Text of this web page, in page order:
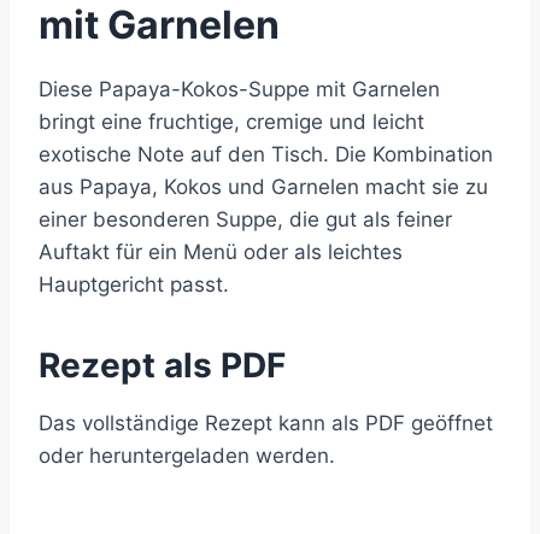
mit Garnelen
Diese Papaya-Kokos-Suppe mit Garnelen
bringt eine fruchtige, cremige und leicht
exotische Note auf den Tisch. Die Kombination
aus Papaya, Kokos und Garnelen macht sie zu
einer besonderen Suppe, die gut als feiner
Auftakt für ein Menü oder als leichtes
Hauptgericht passt.
Rezept als PDF
Das vollständige Rezept kann als PDF geöffnet
oder heruntergeladen werden.